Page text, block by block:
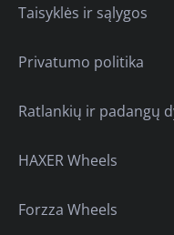
Taisyklės ir sąlygos
Privatumo politika
Ratlankių ir padangų
HAXER Wheels
Forzza Wheels